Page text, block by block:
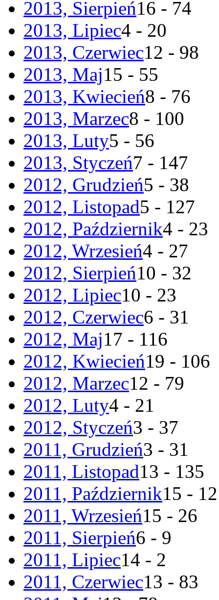
2013, Sierpień16 - 74
2013, Lipiec4 - 20
2013, Czerwiec12 - 98
2013, Maj15 - 55
2013, Kwiecień8 - 76
2013, Marzec8 - 100
2013, Luty5 - 56
2013, Styczeń7 - 147
2012, Grudzień5 - 38
2012, Listopad5 - 127
2012, Październik4 - 23
2012, Wrzesień4 - 27
2012, Sierpień10 - 32
2012, Lipiec10 - 23
2012, Czerwiec6 - 31
2012, Maj17 - 116
2012, Kwiecień19 - 106
2012, Marzec12 - 79
2012, Luty4 - 21
2012, Styczeń3 - 37
2011, Grudzień3 - 31
2011, Listopad13 - 135
2011, Październik15 -
2011, Wrzesień15 - 26
2011, Sierpień6 - 9
2011, Lipiec14 - 2
2011, Czerwiec13 - 83